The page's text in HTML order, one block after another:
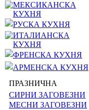
МЕКСИКАНСКА
КУХНЯ
РУСКА КУХНЯ
ИТАЛИАНСКА
КУХНЯ
ФРЕНСКА КУХНЯ
АРМЕНСКА КУХНЯ
ПРАЗНИЧНА
СИРНИ ЗАГОВЕЗНИ
МЕСНИ ЗАГОВЕЗНИ